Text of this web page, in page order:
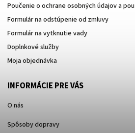
Poučenie o ochrane osobných údajov a
Formulár na odstúpenie od zmluvy
Formulár na vytknutie vady
Doplnkové služby
Moja objednávka
INFORMÁCIE PRE VÁS
O nás
Spôsoby dopravy